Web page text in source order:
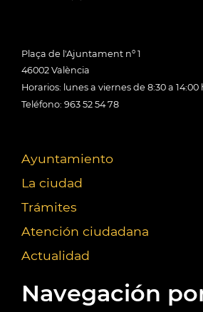
Plaça de l'Ajuntament nº 1
46002 València
Horarios: lunes a viernes de 8:30 a 14:00
Teléfono: 963 52 54 78
Ayuntamiento
La ciudad
Trámites
Atención ciudadana
Actualidad
Navegación